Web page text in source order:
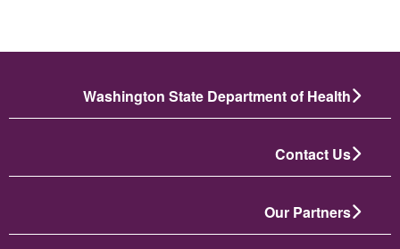
Washington State Department of Health
Contact Us
Our Partners